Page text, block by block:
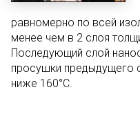
равномерно по всей
менее чем в 2 слоя
Последующий слой
просушки предыдущего
ниже 160°C.